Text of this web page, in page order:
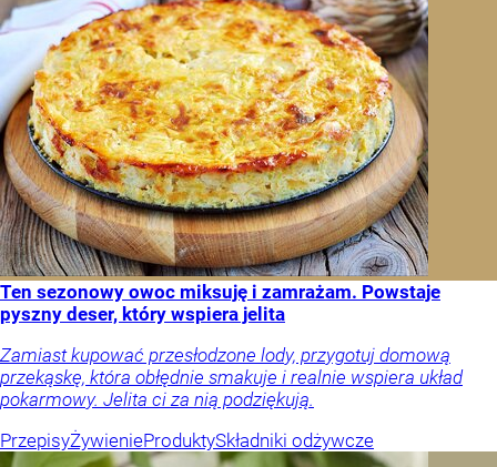
Ten sezonowy owoc miksuję i zamrażam. Powstaje
pyszny deser, który wspiera jelita
Zamiast kupować przesłodzone lody, przygotuj domową
przekąskę, która obłędnie smakuje i realnie wspiera układ
pokarmowy. Jelita ci za nią podziękują.
PrzepisyŻywienieProduktySkładniki odżywcze